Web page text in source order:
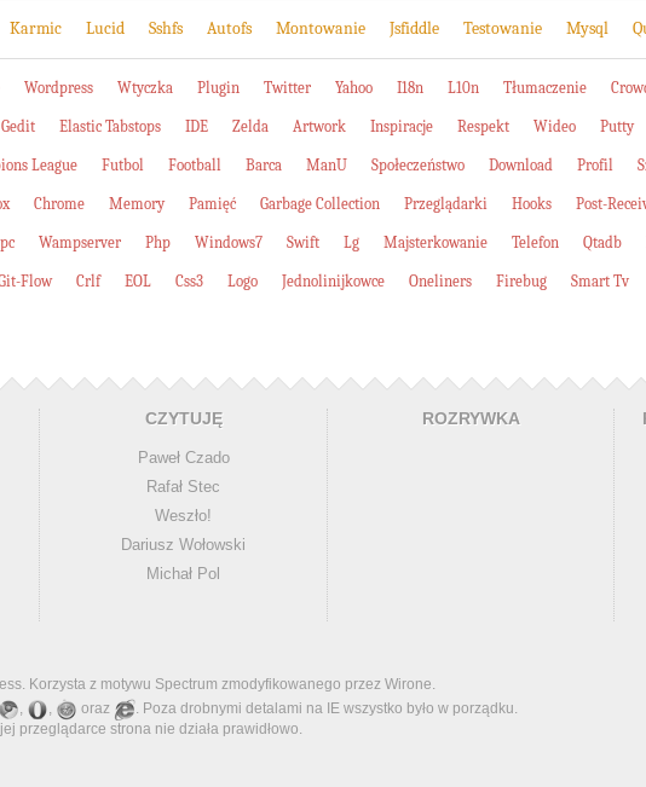
Karmic Lucid Sshfs Autofs Montowanie Jsfiddle Testowanie Mysql
Wordpress Wtyczka Plugin Twitter Yahoo I18n L10n Tłumaczenie
Gedit Elastic Tabstops IDE Zelda Artwork Inspiracje Respekt Wideo Putty
League Futbol Football Barca ManU Społeczeństwo Download Profil
Chrome Memory Pamięć Garbage Collection Przeglądarki Hooks Post-
Wampserver Php Windows7 Swift Lg Majsterkowanie Telefon Qtadb
Flow Crlf EOL Css3 Logo Jednolinijkowce Oneliners Firebug Smart Tv
CZYTUJĘ
Paweł Czado
Rafał Stec
Weszło!
Dariusz Wołowski
Michał Pol
ROZRYWKA
. Korzysta z motywu Spectrum zmodyfikowanego przez Wirone.
, , oraz
. Poza drobnymi detalami na IE wszystko było w porządku.
przeglądarce strona nie działa prawidłowo.